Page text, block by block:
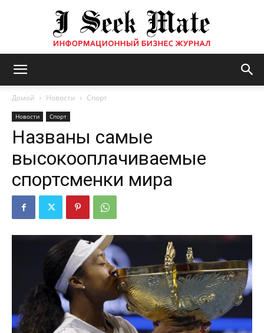
журнал
|
Домой Новости Спорт
Новости Спорт
Названы самые
высокооплачиваемые
спортсменки мира